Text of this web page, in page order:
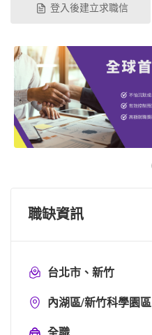
登入後建立求職信
職缺資訊
台北市、新竹
內湖區/新竹科學園區